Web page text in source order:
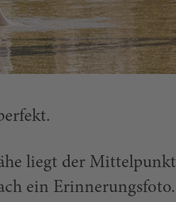
liegt der Mittelpunkt
ein Erinnerungsfoto.